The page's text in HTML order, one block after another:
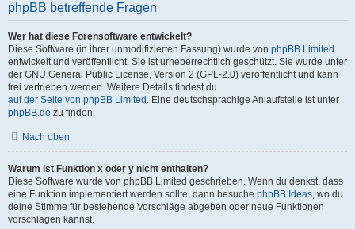
phpBB betreffende Fragen
Wer hat diese Forensoftware entwickelt?
Diese Software (in ihrer unmodifizierten Fassung) wurde von phpBB Limited
entwickelt und veröffentlicht. Sie ist urheberrechtlich geschützt. Sie wurde unter
der GNU General Public License, Version 2 (GPL-2.0) veröffentlicht und kann
frei vertrieben werden. Weitere Details findest du
auf der Seite von phpBB Limited . Eine deutschsprachige Anlaufstelle ist unter
phpBB.de zu finden.
Nach oben
Warum ist Funktion x oder y nicht enthalten?
Diese Software wurde von phpBB Limited geschrieben. Wenn du denkst, dass
eine Funktion implementiert werden sollte, dann besuche phpBB Ideas, wo du
deine Stimme für bestehende Vorschläge abgeben oder neue Funktionen
vorschlagen kannst.